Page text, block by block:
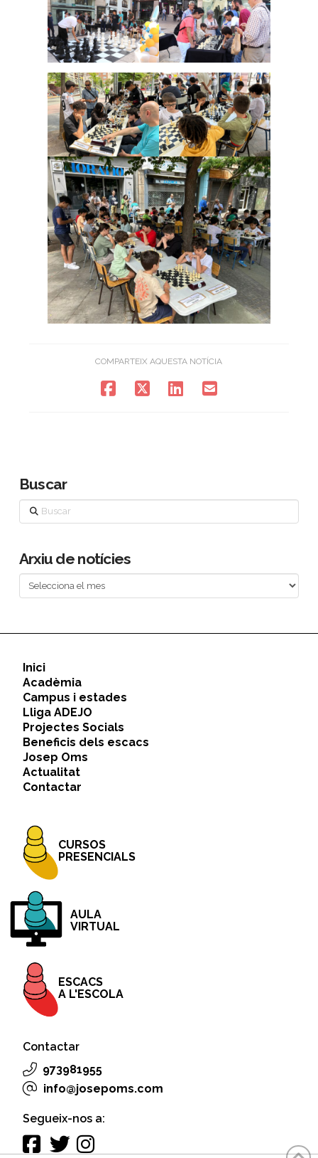
COMPARTEIX AQUESTA NOTÍCIA
Buscar
Buscar
Arxiu de notícies
Arxiu
de
Inici
Acadèmia
Campus i estades
Lliga ADEJO
Projectes Socials
Beneficis dels escacs
Josep Oms
Actualitat
Contactar
CURSOS
PRESENCIALS
AULA
VIRTUAL
ESCACS
A L'ESCOLA
Contactar
973981955
info@josepoms.com
Segueix-nos a: